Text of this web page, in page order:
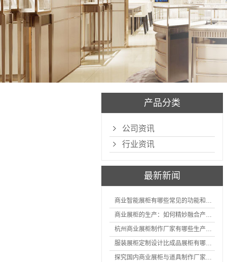
产品分类
公司资讯
行业资讯
最新新闻
商业智能展柜有哪些常见的功能和神奇之处
商业展柜的生产：如何精妙融合产品特性的艺术探索
杭州商业展柜制作厂家有哪些生产的优势？
服装展柜定制设计比成品展柜有哪些优势
探究国内商业展柜与道具制作厂家的技术实力如何